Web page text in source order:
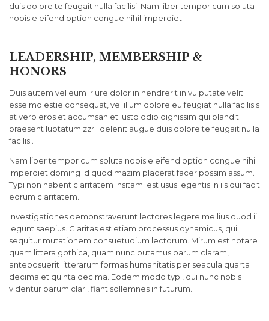
duis dolore te feugait nulla facilisi. Nam liber tempor cum soluta
nobis eleifend option congue nihil imperdiet.
LEADERSHIP, MEMBERSHIP &
HONORS
Duis autem vel eum iriure dolor in hendrerit in vulputate velit
esse molestie consequat, vel illum dolore eu feugiat nulla facilisis
at vero eros et accumsan et iusto odio dignissim qui blandit
praesent luptatum zzril delenit augue duis dolore te feugait nulla
facilisi.
Nam liber tempor cum soluta nobis eleifend option congue nihil
imperdiet doming id quod mazim placerat facer possim assum.
Typi non habent claritatem insitam; est usus legentis in iis qui facit
eorum claritatem.
Investigationes demonstraverunt lectores legere me lius quod ii
legunt saepius. Claritas est etiam processus dynamicus, qui
sequitur mutationem consuetudium lectorum. Mirum est notare
quam littera gothica, quam nunc putamus parum claram,
anteposuerit litterarum formas humanitatis per seacula quarta
decima et quinta decima. Eodem modo typi, qui nunc nobis
videntur parum clari, fiant sollemnes in futurum.